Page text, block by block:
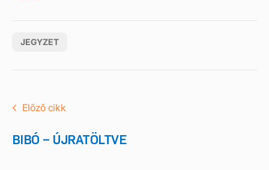
JEGYZET
Előző cikk
BIBÓ – ÚJRATÖLTVE